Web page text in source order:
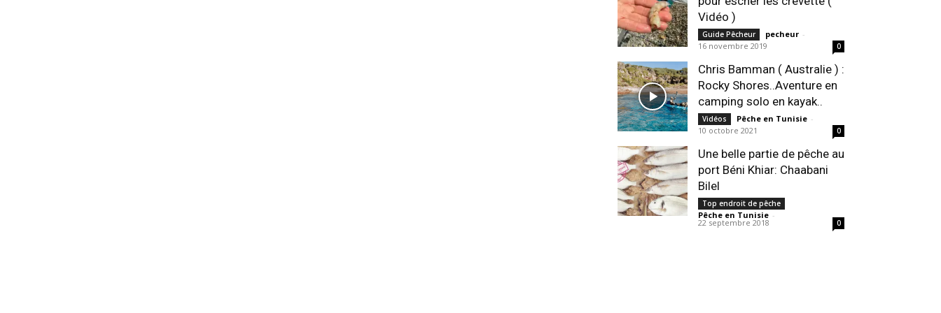
Vidéo )
Guide Pêcheur pecheur -
16 novembre 2019
0
Chris Bamman ( Australie ) :
Rocky Shores..Aventure en
camping solo en kayak..
Vidéos Pêche en Tunisie -
10 octobre 2021
0
Une belle partie de pêche au
port Béni Khiar: Chaabani
Bilel
Top endroit de pêche
Pêche en Tunisie -
22 septembre 2018 0